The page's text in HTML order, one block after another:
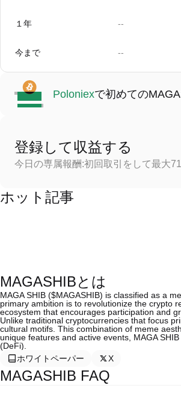
１年 --
今まで --
Poloniexで初めての
登録して収益する
今日の専属報酬:初回取引をして最大
ホット記事
MAGASHIBとは
MAGA SHIB ($MAGASHIB) is classified as a
primary ambition is to revolutionize the crypto
ecosystem that encourages participation and
Unlike traditional cryptocurrencies that focus
cultural motifs. This combination of meme
unique features and active events, MAGA
(DeFi).
ホワイトペーパー
X
MAGASHIB FAQ